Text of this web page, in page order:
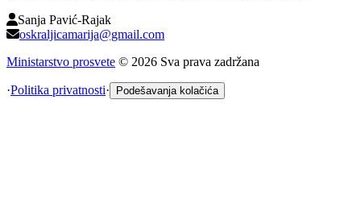
Sanja Pavić-Rajak
oskraljicamarija@gmail.com
Ministarstvo prosvete © 2026 Sva prava zadržana
·Politika privatnosti· Podešavanja kolačića